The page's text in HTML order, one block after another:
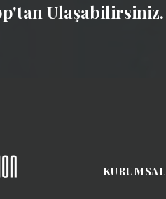
Ulaşabilirsiniz.
KURUMSAL